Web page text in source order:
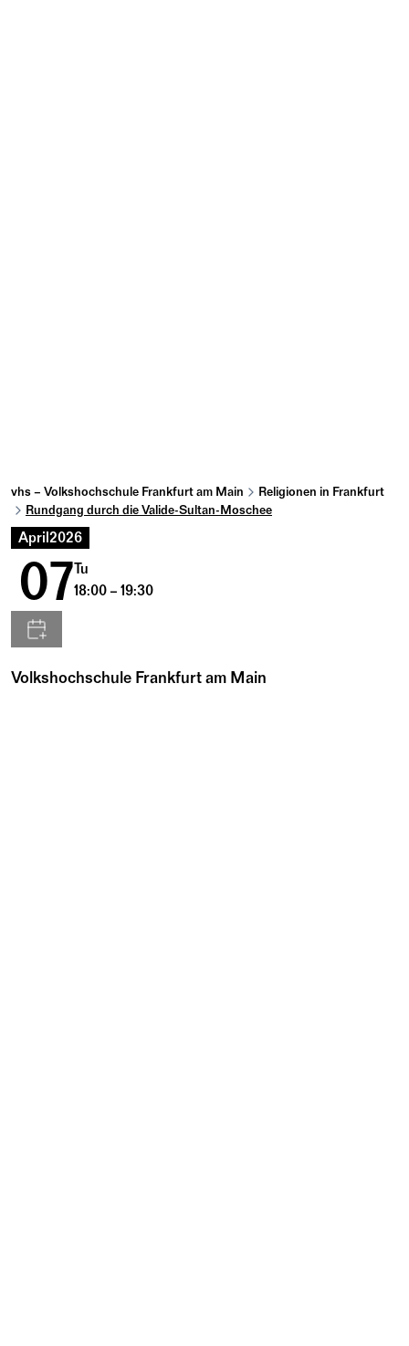
vhs – Volkshochschule Frankfurt am Main
Religionen in Frankfurt
Rundgang durch die Valide-Sultan-Moschee
April2026
07Tu
18:00 – 19:30
Volkshochschule Frankfurt am Main